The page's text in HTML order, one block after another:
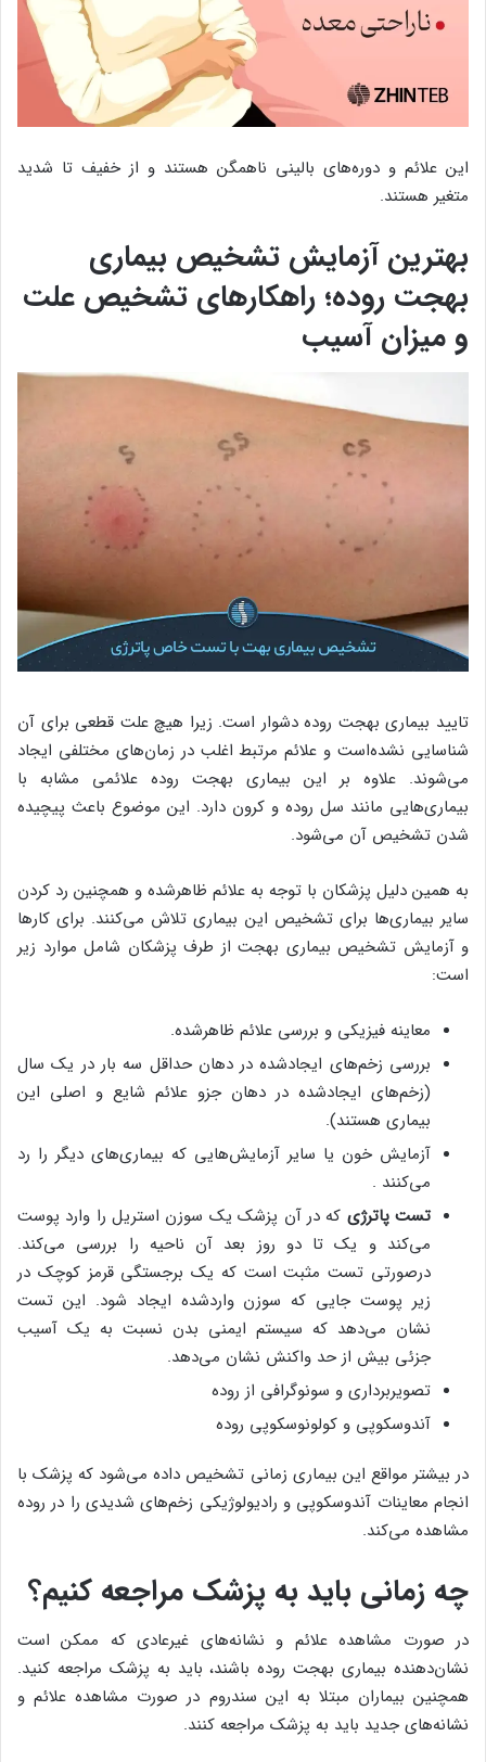
این علائم و دوره‌های بالینی ناهمگن هستند و از خفیف تا شدید
متغیر هستند.
بهترین آزمایش تشخیص بیماری
بهجت روده؛ راهکارهای تشخیص علت
و میزان آسیب
تایید بیماری بهجت روده دشوار است. زیرا هیچ علت قطعی برای آن
شناسایی نشده‌است و علائم مرتبط اغلب در زمان‌های مختلفی ایجاد
می‌شوند. علاوه بر این بیماری بهجت روده علائمی مشابه با
بیماری‌هایی مانند سل روده و کرون دارد. این موضوع باعث پیچیده
شدن تشخیص آن می‌شود.
به همین دلیل پزشکان با توجه به علائم ظاهرشده و همچنین رد کردن
سایر بیماری‌ها برای تشخیص این بیماری تلاش می‌کنند. برای کارها
و آزمایش تشخیص بیماری بهجت از طرف پزشکان شامل موارد زیر
است:
معاینه فیزیکی و بررسی علائم ظاهرشده.
بررسی زخم‌های ایجادشده در دهان حداقل سه بار در یک سال
(زخم‌های ایجادشده در دهان جزو علائم شایع و اصلی این
بیماری هستند).
آزمایش خون یا سایر آزمایش‌هایی که بیماری‌های دیگر را رد
می‌کنند .
تست پاترژی که در آن پزشک یک سوزن استریل را وارد پوست
می‌کند و یک تا دو روز بعد آن ناحیه را بررسی می‌کند.
درصورتی تست مثبت است که یک برجستگی قرمز کوچک در
زیر پوست جایی که سوزن واردشده ایجاد شود. این تست
نشان می‌دهد که سیستم ایمنی بدن نسبت به یک آسیب
جزئی بیش از حد واکنش نشان می‌دهد.
تصویربرداری و سونوگرافی از روده
آندوسکوپی و کولونوسکوپی روده
در بیشتر مواقع این بیماری زمانی تشخیص داده می‌شود که پزشک با
انجام معاینات آندوسکوپی و رادیولوژیکی زخم‌های شدیدی را در روده
مشاهده می‌کند.
چه زمانی باید به پزشک مراجعه کنیم؟
در صورت مشاهده علائم و نشانه‌های غیرعادی که ممکن است
نشان‌دهنده بیماری بهجت روده باشند، باید به پزشک مراجعه کنید.
همچنین بیماران مبتلا به این سندروم در صورت مشاهده علائم و
نشانه‌های جدید باید به پزشک مراجعه کنند.